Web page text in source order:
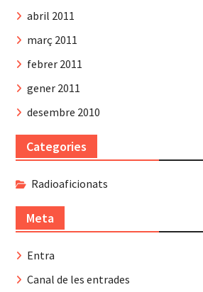
abril 2011
març 2011
febrer 2011
gener 2011
desembre 2010
Categories
Radioaficionats
Meta
Entra
Canal de les entrades